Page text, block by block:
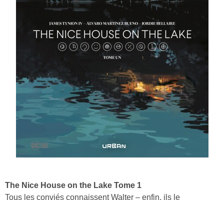
The Nice House on the Lake Tome 1
Tous les conviés connaissent Walter – enfin, ils le